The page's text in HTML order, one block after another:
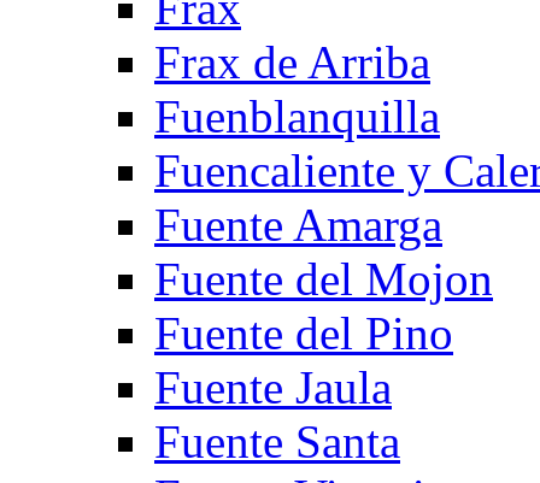
Frax de Arriba
Fuenblanquilla
Fuencaliente y
Fuente Amarga
Fuente del Mojon
Fuente del Pino
Fuente Jaula
Fuente Santa